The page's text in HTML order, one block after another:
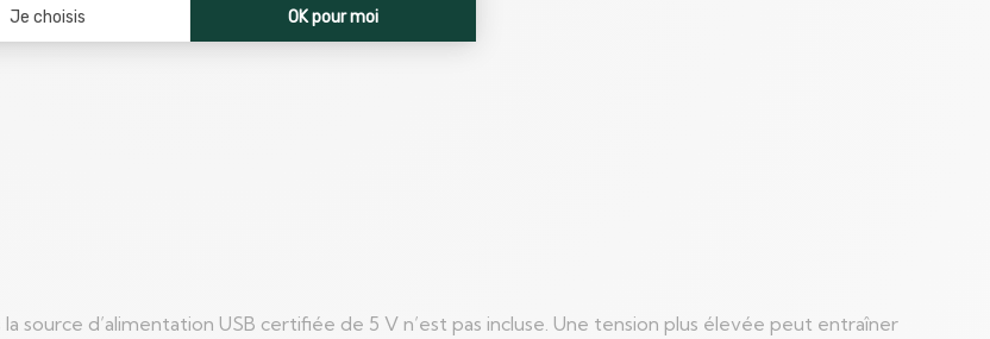
source d’alimentation USB certifiée de 5 V n’est pas incluse. Une tension plus élevée peut entraîner